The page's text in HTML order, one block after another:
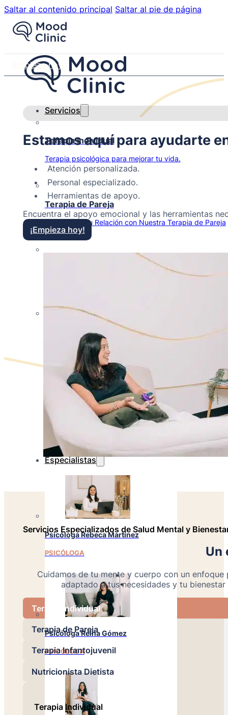
Saltar al contenido principal Saltar al pie de página
Servicios
Terapia Individual
Terapia psicológica para mejorar tu vida.
Terapia de Pareja
Transforma Tu Relación con Nuestra Terapia de Pareja
Nutricionista Dietista
Descubre tu Mejor Versión con la Ayuda de Nuestros
Contáctanos
¿No estás seguro de qué servicios son los mejores
Escríbenos
Especialistas
Psicóloga Rebeca Martínez
PSICÓLOGA
Psicóloga Reina Gómez
PSICÓLOGA
Empieza hoy
Estamos aquí para ayudarte
Atención personalizada.
Personal especializado.
Herramientas de apoyo.
Encuentra el apoyo emocional y las herramientas
¡Empieza hoy!
Servicios Especializados de Salud Mental y
Un
Cuidamos de tu mente y cuerpo con un enfoque
adaptado a tus necesidades y tu
Terapia Individual
Terapia de Pareja
Terapia Infantojuvenil
Nutricionista Dietista
Terapia Individual